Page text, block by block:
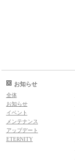
お知らせ
全体
お知らせ
イベント
メンテナンス
アップデート
ETERNITY